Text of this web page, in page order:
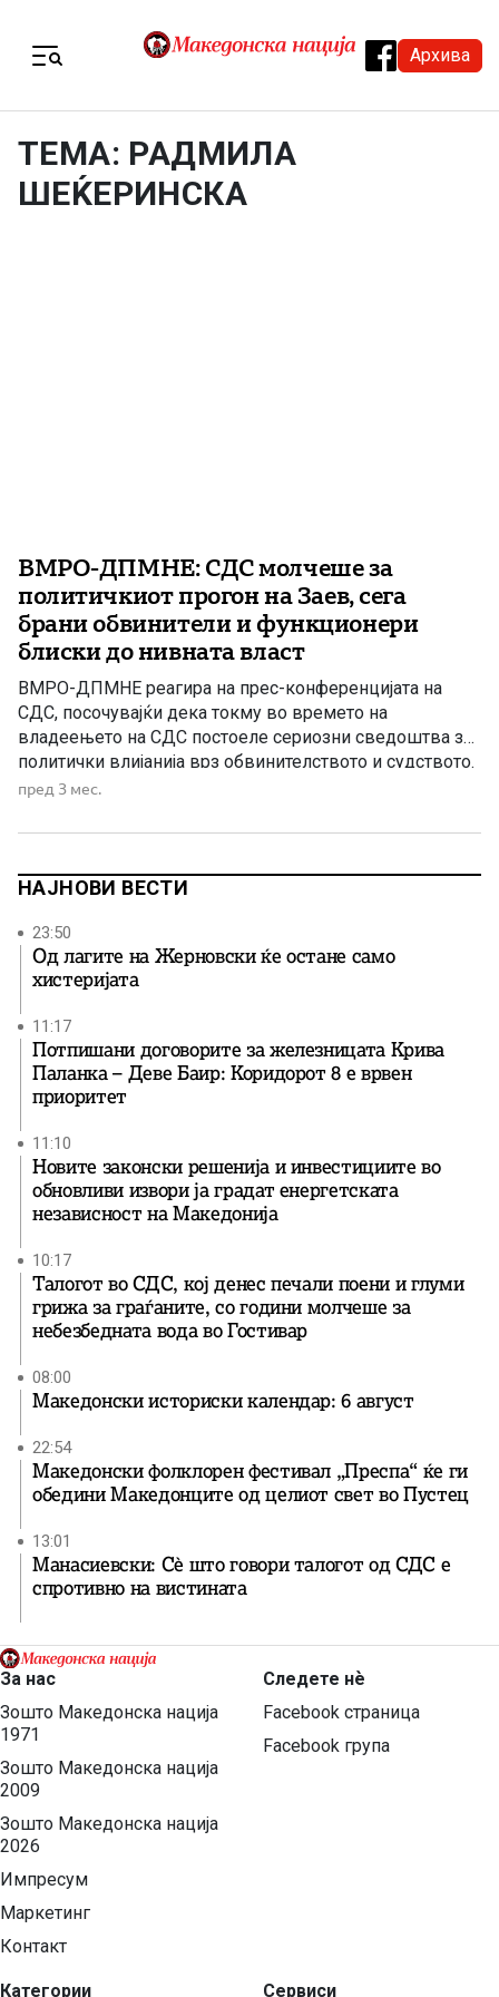
Архива
ТЕМА: РАДМИЛА
ШЕЌЕРИНСКА
ВМРО-ДПМНЕ: СДС молчеше за
политичкиот прогон на Заев, сега
брани обвинители и функционери
блиски до нивната власт
ВМРО-ДПМНЕ реагира на прес-конференцијата на
СДС, посочувајќи дека токму во времето на
владеењето на СДС постоеле сериозни сведоштва за
политички влијанија врз обвинителството и судството.
Според партијата, обвинителката Лејла Кадриу од
Радмила Шеќеринска навечер оделе во канцелариите
Бубевски, Фатиме […]
пред 3 мес.
НАЈНОВИ ВЕСТИ
23:50
Од лагите на Жерновски ќе остане само
хистеријата
11:17
Потпишани договорите за железницата Крива
Паланка – Деве Баир: Коридорот 8 е врвен
приоритет
11:10
Новите законски решенија и инвестициите во
обновливи извори ја градат енергетската
независност на Македонија
10:17
Талогот во СДС, кој денес печали поени и глуми
грижа за граѓаните, со години молчеше за
небезбедната вода во Гостивар
08:00
Македонски историски календар: 6 август
22:54
Македонски фолклорен фестивал „Преспа“ ќе ги
обедини Македонците од целиот свет во Пустец
13:01
Манасиевски: Сè што говори талогот од СДС е
спротивно на вистината
За нас
Зошто Македонска нација
1971
Зошто Македонска нација
2009
Зошто Македонска нација
2026
Импресум
Маркетинг
Контакт
Категории
Следете нѐ
Facebook страница
Facebook група
Сервиси